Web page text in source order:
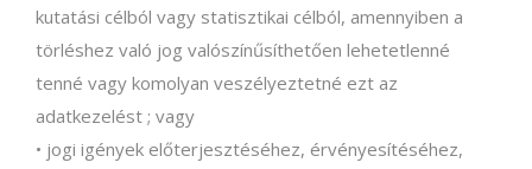
kutatási célból vagy statisztikai célból, amennyiben a
törléshez való jog valószínűsíthetően lehetetlenné
tenné vagy komolyan veszélyeztetné ezt az
adatkezelést ; vagy
• jogi igények előterjesztéséhez, érvényesítéséhez,